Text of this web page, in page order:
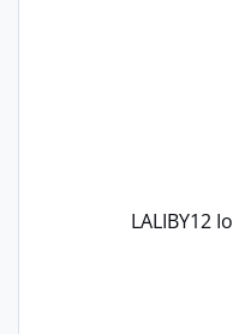
LALIBY12